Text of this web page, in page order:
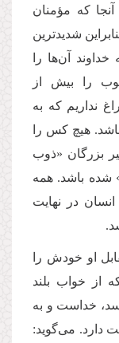
که مؤمنان
شدیدترین
آن‌ها را
را بیش از
نداریم که به
هیچ‌ کس را
بزرگان «ذوب
شده باشد. همه
در نهایت
او خودش را
از خواب بلند
خداست و به
دارد. می‌گوید: